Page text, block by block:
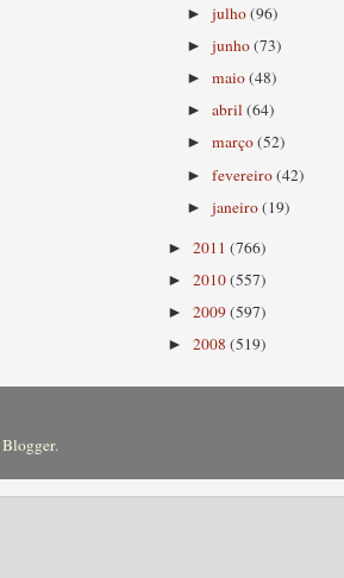
►julho(96)
►junho(73)
►maio(48)
►abril(64)
►março(52)
►fevereiro(42)
►janeiro(19)
► 2011 (766)
► 2010(557)
► 2009(597)
► 2008 (519)
Blogger.